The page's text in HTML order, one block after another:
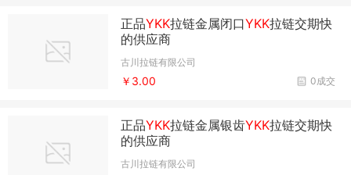
正品YKK拉链金属闭口YKK拉链交期快
的供应商
古川拉链有限公司
0成交
￥3.00
正品YKK拉链金属银齿YKK拉链交期快
的供应商
古川拉链有限公司